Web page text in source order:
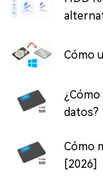
Cómo
datos?
Cómo
[2026]